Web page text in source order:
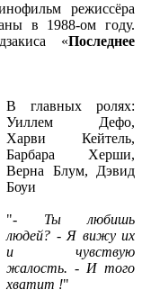
режиссёра
в 1988-ом году.
«Последнее
В главных ролях:
Уиллем Дефо,
Харви Кейтель,
Барбара Херши,
Верна Блум, Дэвид
Боуи
"- Ты любишь
людей? - Я вижу их
и чувствую
жалость. - И того
хватит !"